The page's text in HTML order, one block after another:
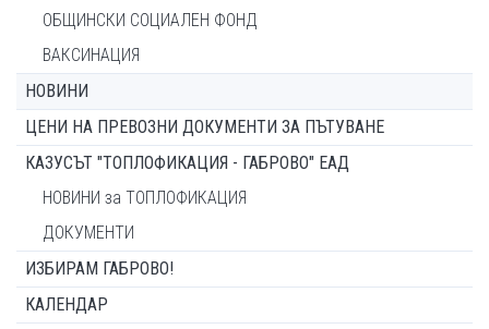
ОБЩИНСКИ СОЦИАЛЕН ФОНД
ВАКСИНАЦИЯ
НОВИНИ
ЦЕНИ НА ПРЕВОЗНИ ДОКУМЕНТИ ЗА ПЪТУВАНЕ
КАЗУСЪТ "ТОПЛОФИКАЦИЯ - ГАБРОВО" ЕАД
НОВИНИ за ТОПЛОФИКАЦИЯ
ДОКУМЕНТИ
ИЗБИРАМ ГАБРОВО!
КАЛЕНДАР